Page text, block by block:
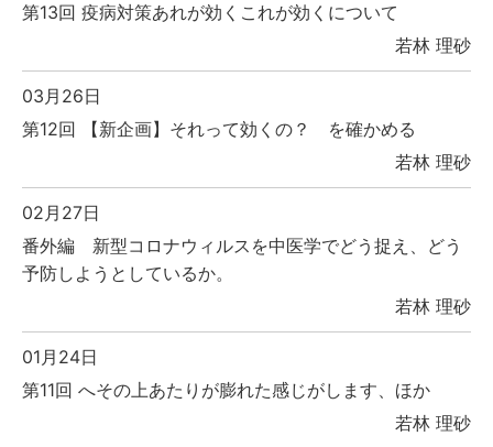
第13回 疫病対策あれが効くこれが効くについて
若林 理砂
03月26日
第12回 【新企画】それって効くの？ を確かめる
若林 理砂
02月27日
番外編 新型コロナウィルスを中医学でどう捉え、どう
予防しようとしているか。
若林 理砂
01月24日
第11回 へその上あたりが膨れた感じがします、ほか
若林 理砂